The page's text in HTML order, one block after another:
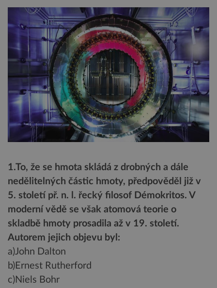
1.To, že se hmota skládá z drobných a dále
nedělitelných částic hmoty, předpověděl již v
5. století př. n. l. řecký filosof Démokritos. V
moderní vědě se však atomová teorie o
skladbě hmoty prosadila až v 19. století.
Autorem jejich objevu byl:
a)John Dalton
b)Ernest Rutherford
c)Niels Bohr